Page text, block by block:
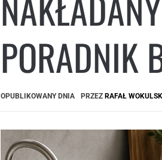
PORADNIK
OPUBLIKOWANY DNIA PRZEZ RAFAŁ